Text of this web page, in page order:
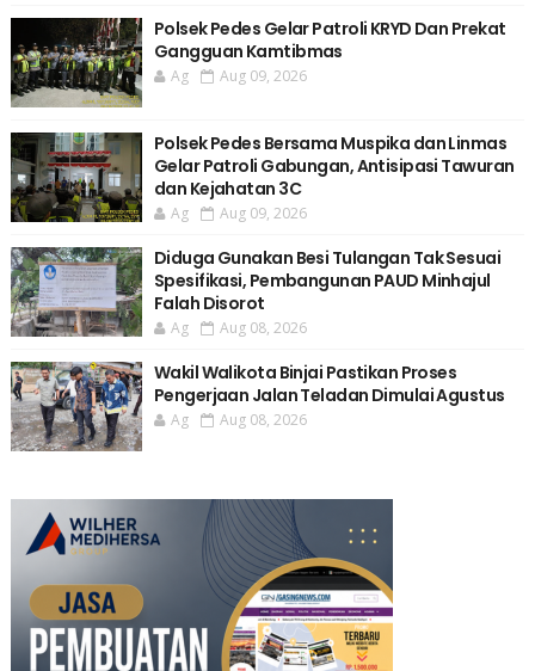
Polsek Pedes Gelar Patroli KRYD Dan Prekat
Gangguan Kamtibmas
Ag Aug 09, 2026
Polsek Pedes Bersama Muspika dan Linmas
Gelar Patroli Gabungan, Antisipasi Tawuran
dan Kejahatan 3C
Ag Aug 09, 2026
Diduga Gunakan Besi Tulangan Tak Sesuai
Spesifikasi, Pembangunan PAUD Minhajul
Falah Disorot
Ag Aug 08, 2026
Wakil Walikota Binjai Pastikan Proses
Pengerjaan Jalan Teladan Dimulai Agustus
Ag Aug 08, 2026